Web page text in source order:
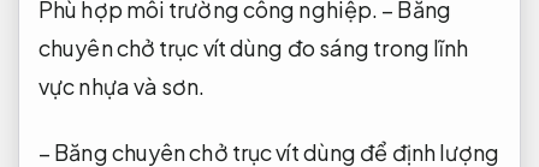
Phù hợp môi trường công nghiệp. – Băng
chuyên chở trục vít dùng đo sáng trong lĩnh
vực nhựa và sơn.
– Băng chuyên chở trục vít dùng để định lượng